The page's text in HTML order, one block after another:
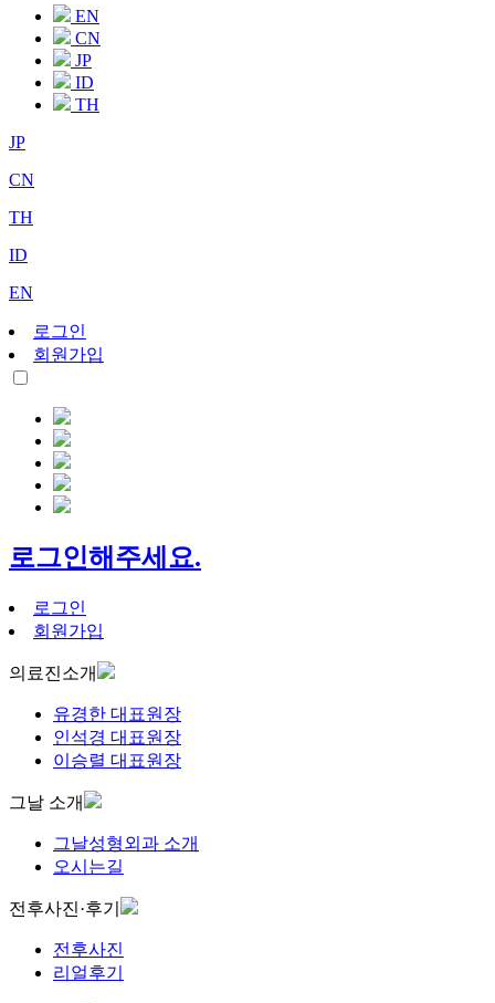
EN
CN
JP
ID
TH
JP
CN
TH
ID
EN
로그인
회원가입
로그인해주세요.
로그인
회원가입
의료진소개
유경한 대표원장
인석경 대표원장
이승렬 대표원장
그날 소개
그날성형외과 소개
오시는길
전후사진·후기
전후사진
리얼후기